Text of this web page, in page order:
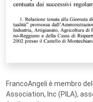
FrancoAngeli è membro
Association, Inc (PILA),